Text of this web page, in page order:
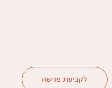
לקביעת פגישה